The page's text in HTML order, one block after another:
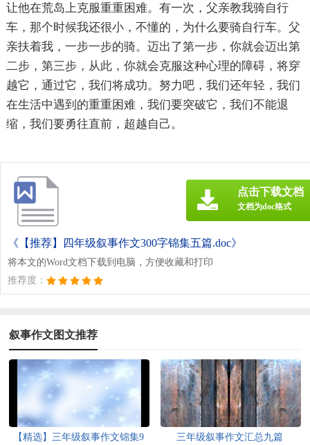
让他在荒岛上克服重重困难。有一次，父亲教我骑自行
车，那个时候我还很小，不懂的，为什么要骑自行车。父
亲扶着我，一步一步的骑。迈出了第一步，你就会迈出第
二步，第三步，从此，你就会克服这种心理的障碍，将穿
越它，通过它，我们将成功。努力吧，我们还年轻，我们
在生活中遇到的重重困难，我们要突破它，我们不能退
缩，我们要勇往直前，超越自己。
《【推荐】四年级叙事作文300字锦集五篇.doc》
将本文的Word文档下载到电脑，方便收藏和打印
推荐度：
点击下载文档
文档为doc格式
叙事作文图文推荐
【精选】三年级叙事作文锦集9
三年级叙事作文汇总九篇